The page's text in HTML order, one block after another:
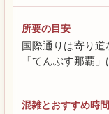
所要の目安
国際通りは寄り
「てんぶす那覇
混雑とおすすめ時